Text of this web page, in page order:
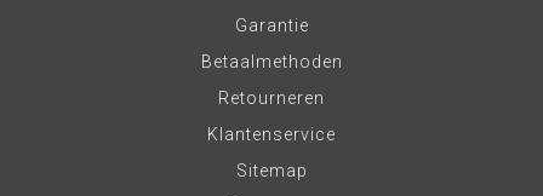
Garantie
Betaalmethoden
Retourneren
Klantenservice
Sitemap